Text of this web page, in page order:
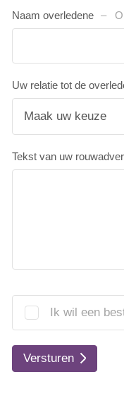
Naam overledene
Uw relatie tot de
Tekst van uw
Ik wil een
Versturen